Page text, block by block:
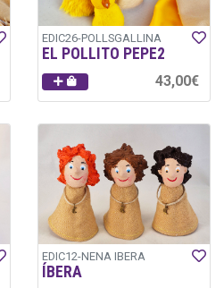
EDIC26-POLLSGALLINA
EL POLLITO PEPE2
43,00€
EDIC12-NENA IBERA
ÍBERA